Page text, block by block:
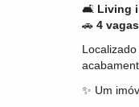
🛋️ Living
🚗 4
✨ Um